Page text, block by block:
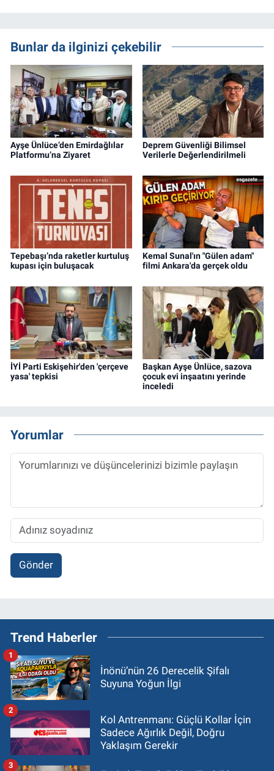
Bunlar da ilginizi çekebilir
Ayşe Ünlüce’den Emirdağlılar
Platformu’na Ziyaret
Deprem Güvenliği Bilimsel
Verilerle Değerlendirilmeli
Tepebaşı’nda raketler kurtuluş
kupası için buluşacak
Kemal Sunal'ın "Gülen adam"
filmi Ankara'da gerçek oldu
İYİ Parti Eskişehir'den 'çerçeve
yasa' tepkisi
Başkan Ayşe Ünlüce, sazova
çocuk evi inşaatını yerinde
inceledi
Yorumlar
Gönder
Trend Haberler
İnönü’nün 26 Derecelik Şifalı
Suyuna Yoğun İlgi
1
Kol Antrenmanı: Güçlü Kollar İçin
Sadece Ağırlık Değil, Doğru
Yaklaşım Gerekir
2
3